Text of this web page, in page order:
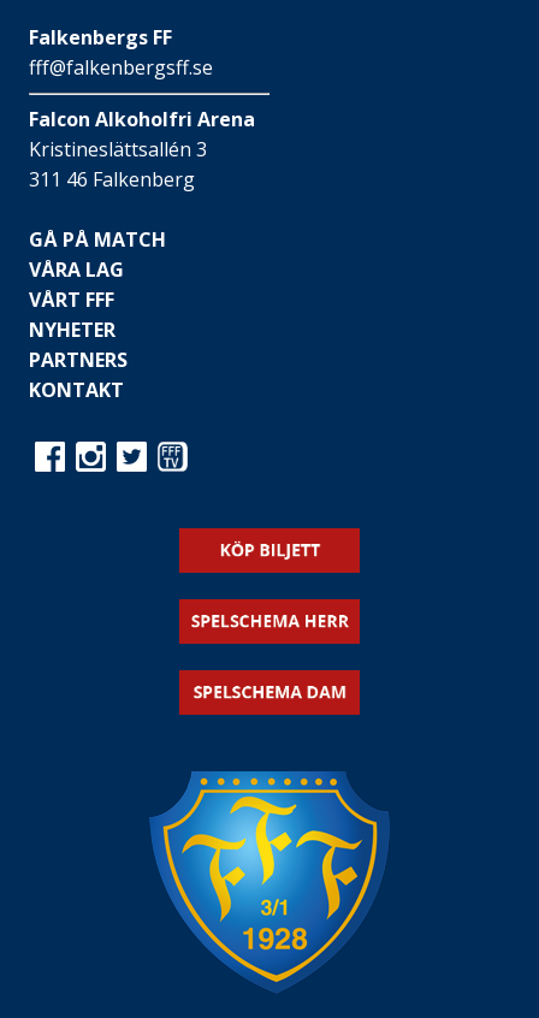
Falkenbergs FF
fff@falkenbergsff.se
Falcon Alkoholfri Arena
Kristineslättsallén 3
311 46 Falkenberg
GÅ PÅ MATCH
VÅRA LAG
VÅRT FFF
NYHETER
PARTNERS
KONTAKT